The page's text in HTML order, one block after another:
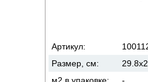
Артикул:
Размер, см: